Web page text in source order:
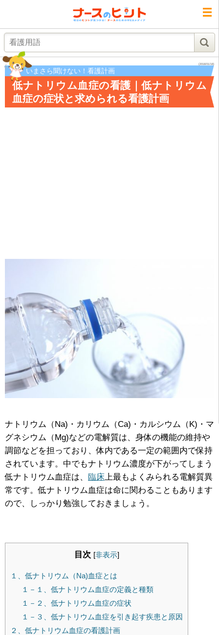
(2018/01/18)
いまさら聞けない！看護計画
低ナトリウム血症の看護｜低ナトリウム
血症の症状と求められる看護計画
ナトリウム（Na)・カリウム（Ca)・カルシウム（K)・マ
グネシウム（Mg)などの電解質は、身体の機能の維持や
調節などを担っており、体内である一定の範囲内で保持
されています。中でもナトリウム濃度が下がってしまう
低ナトリウム血症は、 臨床上最もよくみられる電解質異
常です。低ナトリウム血症は命に関わることもあります
ので、しっかり勉強しておきましょう。
目次 [非表示]
１、低ナトリウム（Na)血症とは
１－１、低ナトリウム血症の定義と種類
１－２、低ナトリウム血症の症状
１－３、低ナトリウム血症を引き起す疾患と原因
２、低ナトリウム血症の看護計画